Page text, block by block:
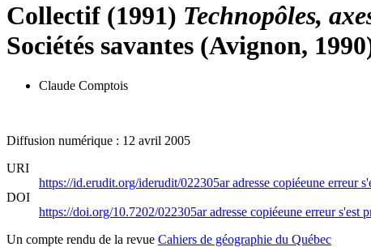
Collectif (1991) Technopôles,
Sociétés savantes (Avignon,
Claude Comptois
Diffusion numérique : 12 avril 2005
URI
https://id.erudit.org/iderudit/022305aradresse copiéeune erreur
DOI
https://doi.org/10.7202/022305aradresse copiéeune erreur s'est
Un compte rendu de la revue Cahiers de géographie du Québec